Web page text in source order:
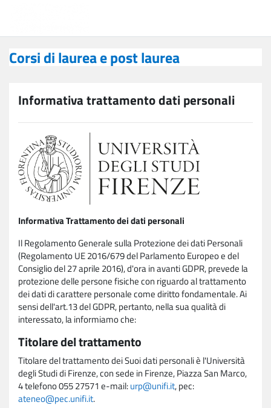
Corsi di laurea e post laurea
Informativa trattamento dati personali
Informativa Trattamento dei dati personali
Il Regolamento Generale sulla Protezione dei dati Personali
(Regolamento UE 2016/679 del Parlamento Europeo e del
Consiglio del 27 aprile 2016), d'ora in avanti GDPR, prevede la
protezione delle persone fisiche con riguardo al trattamento
dei dati di carattere personale come diritto fondamentale. Ai
sensi dell'art.13 del GDPR, pertanto, nella sua qualità di
interessato, la informiamo che:
Titolare del trattamento
Titolare del trattamento dei Suoi dati personali è l'Università
degli Studi di Firenze, con sede in Firenze, Piazza San Marco,
4 telefono 055 27571 e-mail:urp@unifi.it, pec:
ateneo@pec.unifi.it.